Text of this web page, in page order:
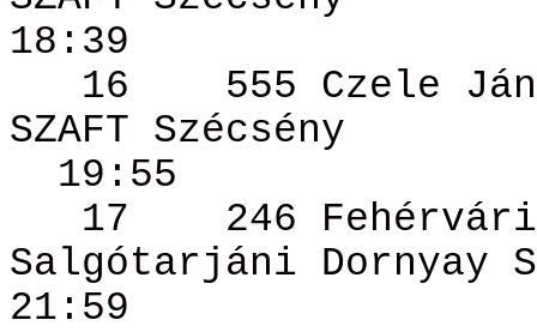
18:39
16
555 Czele
SZAFT Szécsény
19:55
17
246
Salgótarjáni Dornyay
21:59